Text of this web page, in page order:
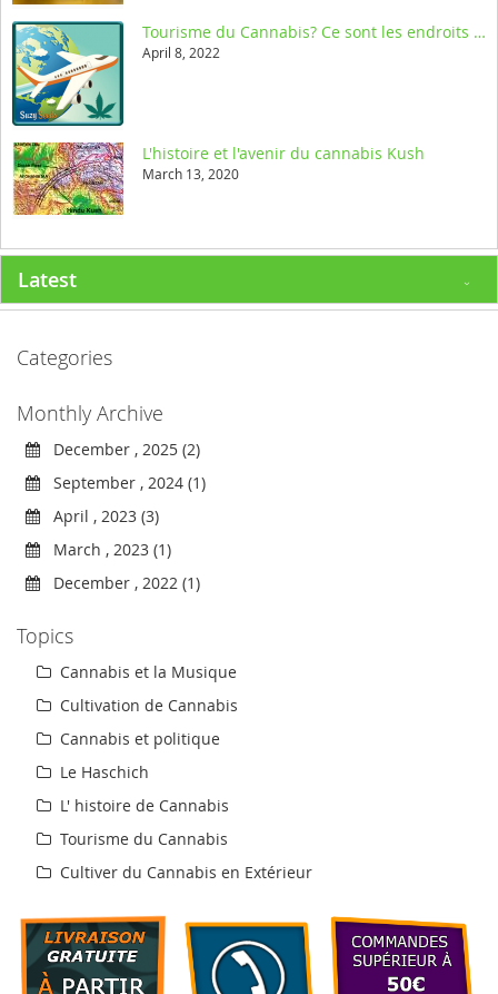
Tourisme du Cannabis? Ce sont les endroits où il faut être dans le monde
April 8, 2022
L'histoire et l'avenir du cannabis Kush
March 13, 2020
Latest
Categories
Monthly Archive
December , 2025 (2)
September , 2024 (1)
April , 2023 (3)
March , 2023 (1)
December , 2022 (1)
Topics
Cannabis et la Musique
Cultivation de Cannabis
Cannabis et politique
Le Haschich
L' histoire de Cannabis
Tourisme du Cannabis
Cultiver du Cannabis en Extérieur